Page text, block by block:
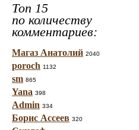
Топ 15
по количеству
комментариев:
Магаз Анатолий 2040
poroch 1132
sm 865
Yana 398
Admin 334
Борис Ассеев 320